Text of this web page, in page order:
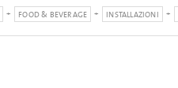
FOOD & BEVERAGE INSTALLAZIONI